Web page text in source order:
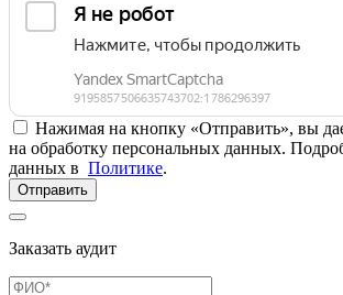
Нажимая на кнопку «Отправить», вы
на обработку персональных данных.
данных в Политике.
Отправить
Заказать аудит